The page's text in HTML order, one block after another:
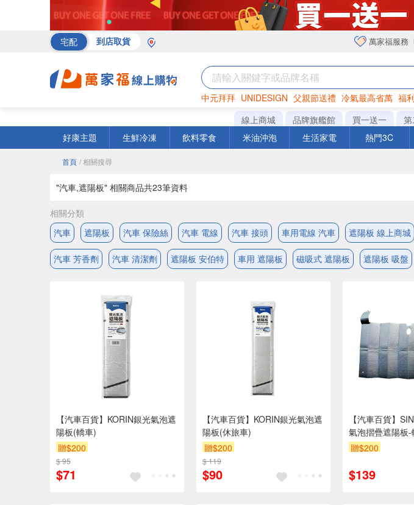
宅配 到店取貨 萬家福服務
中元拜拜 UNIDESIGN 父親節送禮 冷氣最高省萬 福
巧克力 罐頭 衛生紙
線上商城 品牌旗艦館 買一送一
好康主題
生鮮冷凍 飲料零食 米油沖泡 生活家電 熱門3C
首頁 / 相關搜尋
"汽車,遮陽板" 相關商品共23筆資料
相關分類
汽車
遮陽板 汽車 保險絲 汽車 電線 汽車 接頭 車用電線 汽車 遮陽板 線上商城
汽車 芳香劑 汽車 清潔劑 遮陽板 安伯特 車用 遮陽板 磁吸式 遮陽板 遮陽板 吸盤
【汽車百貨】KORIN銀光氣泡遮
陽板(轎車)
贈$200
$ 95
$71
【汽車百貨】KORIN銀光氣泡遮
陽板(休旅車)
贈$200
$ 119
$90
【汽車百貨】
氣泡摺疊遮陽板-
贈$200
$139